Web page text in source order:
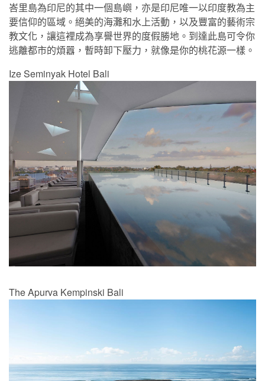
峇里島為印尼的其中一個島嶼，亦是印尼唯一以印度教為主
要信仰的區域。絕美的海灘和水上活動，以及豐富的藝術宗
教文化，讓這裡成為享譽世界的度假勝地。到達此島可令你
逃離都市的煩囂，暫時卸下壓力，就像是你的桃花源一樣。
Ize Seminyak Hotel Bali
The Apurva Kempinski Bali